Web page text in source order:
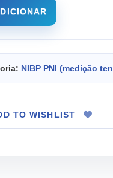
NIBP PNI (medição
TO WISHLIST